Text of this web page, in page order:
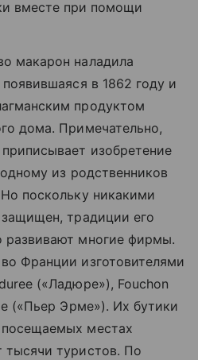
вместе при помощи
макарон наладила
в 1862 году и
продуктом
дома. Примечательно,
изобретение
из родственников
поскольку никакими
традиции его
развивают многие фирмы.
Франции изготовителями
(«Ладюре»), Fouchon
(«Пьер Эрме»). Их бутики
местах
туристов. По